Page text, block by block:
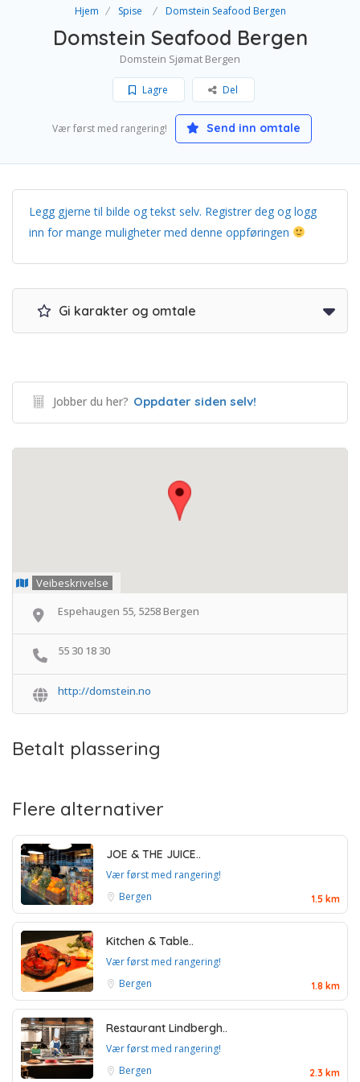
Hjem Spise Domstein Seafood Bergen
Domstein Seafood Bergen
Domstein Sjømat Bergen
Lagre Del
Vær først med rangering! Send inn omtale
Legg gjerne til bilde og tekst selv. Registrer deg og logg
inn for mange muligheter med denne oppføringen
Gi karakter og omtale
Jobber du her? Oppdater siden selv!
Veibeskrivelse
Espehaugen 55, 5258 Bergen
55 30 18 30
http://domstein.no
Betalt plassering
Flere alternativer
JOE & THE JUICE..
Vær først med rangering!
Bergen
1.5 km
Kitchen & Table..
Vær først med rangering!
Bergen
1.8 km
Restaurant Lindbergh..
Vær først med rangering!
Bergen
2.3 km